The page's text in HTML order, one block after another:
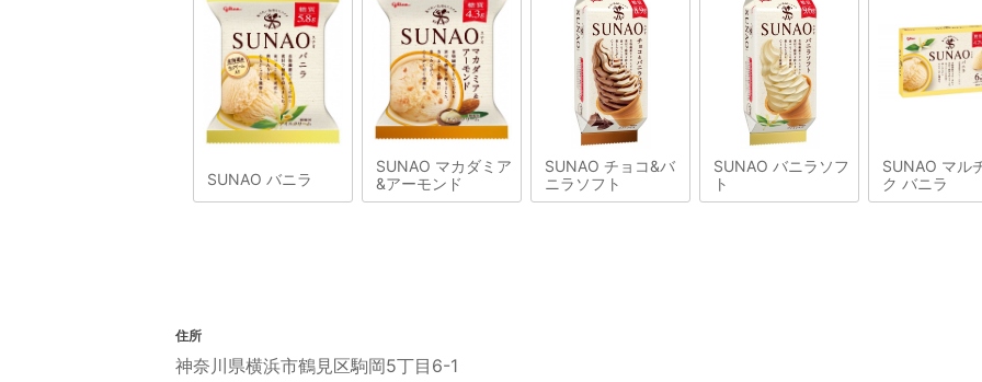
SUNAO バニラ
SUNAO マカダミア
&アーモンド
SUNAO チョコ&バ
ニラソフト
SUNAO バニラソフ
ト
SUNAO マル
ク バニラ
住所
神奈川県横浜市鶴見区駒岡5丁目6-1